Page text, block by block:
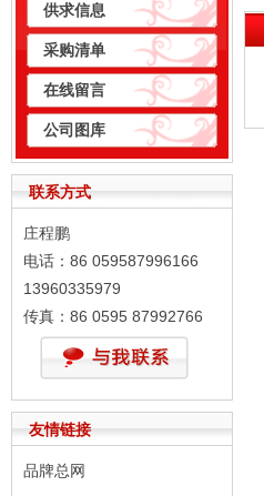
供求信息
采购清单
在线留言
公司图库
联系方式
庄程鹏
电话：86 059587996166
13960335979
传真：86 0595 87992766
友情链接
品牌总网